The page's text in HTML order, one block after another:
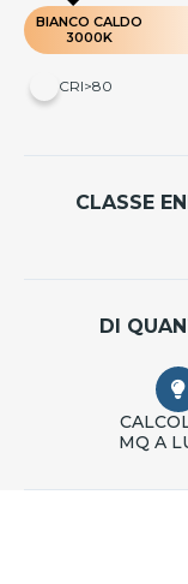
BIANCO CALDO
3000K
CRI>80
CLASSE
DI
MQ A